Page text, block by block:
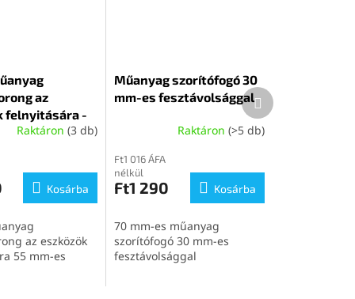
az
felnyitására -
Raktáron(3 db)
Kosárba
az eszközök
55 mm-es
Műanyag szorítófogó 30
mm-es fesztávolsággal
Raktáron (>5 db)
Ft1 016 ÁFA
nélkül
Ft1 290 Kosárba
70 mm-es műanyag
szorítófogó 30 mm-es
fesztávolsággal
Következő
termék